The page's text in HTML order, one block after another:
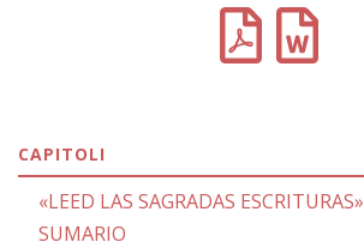
CAPITOLI
«LEED LAS SAGRADAS ESCRITURAS»
SUMARIO